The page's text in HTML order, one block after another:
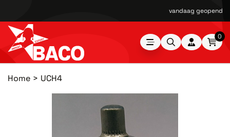
vandaag geopend
0
Home UCH4